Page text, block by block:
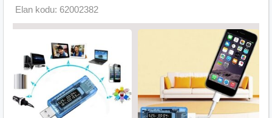
Elan kodu: 62002382